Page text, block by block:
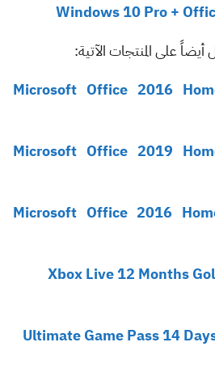
Windows 10 Pro +
أيضاً على المنتجات الآتية:
Microsoft Office 2016
Microsoft Office 2019
Microsoft Office 2016
Xbox Live 12 Months
Ultimate Game Pass 14